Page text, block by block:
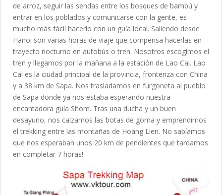
de arroz, seguir las sendas entre los bosques de bambú y
entrar en los poblados y comunicarse con la gente, es
mucho más fácil hacerlo con un guía local. Saliendo desde
Hanoi son varias horas de viaje que compensa hacerlas en
trayecto nocturno en autobús o tren. Nosotros escogimos el
tren y llegamos por la mañana a la estación de Lao Cai. Lao
Cai es la ciudad principal de la provincia, fronteriza con China
y a 38 km de Sapa. Nos trasladamos en furgoneta al pueblo
de Sapa donde ya nos estaba esperando nuestra
encantadora guía Shom. Tras una ducha y un buen
desayuno, nos calzamos las botas de goma y emprendimos
el trekking entre las montañas de Hoang Lien. No sabíamos
que nos esperaban unos 20 km de pendientes que tardamos
en completar 7 horas!